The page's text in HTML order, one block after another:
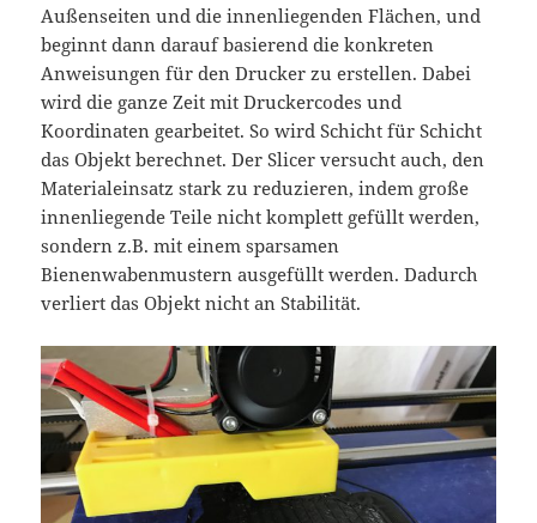
Außenseiten und die innenliegenden Flächen, und
beginnt dann darauf basierend die konkreten
Anweisungen für den Drucker zu erstellen. Dabei
wird die ganze Zeit mit Druckercodes und
Koordinaten gearbeitet. So wird Schicht für Schicht
das Objekt berechnet. Der Slicer versucht auch, den
Materialeinsatz stark zu reduzieren, indem große
innenliegende Teile nicht komplett gefüllt werden,
sondern z.B. mit einem sparsamen
Bienenwabenmustern ausgefüllt werden. Dadurch
verliert das Objekt nicht an Stabilität.